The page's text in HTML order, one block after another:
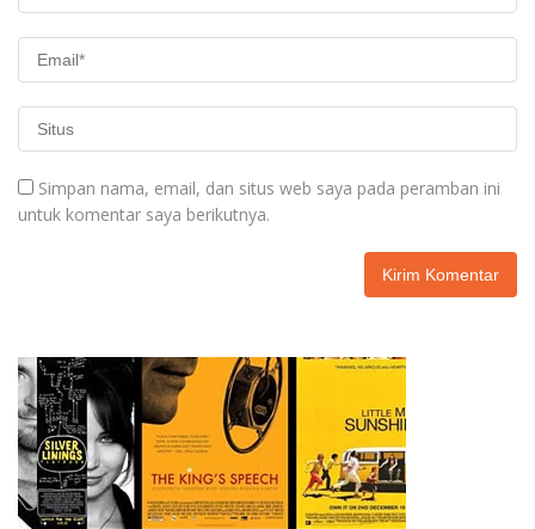
Simpan nama, email, dan situs web saya pada peramban ini
untuk komentar saya berikutnya.